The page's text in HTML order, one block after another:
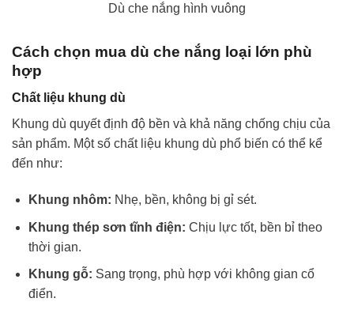
Dù che nắng hình vuông
Cách chọn mua dù che nắng loại lớn phù
hợp
Chất liệu khung dù
Khung dù quyết định độ bền và khả năng chống chịu của
sản phẩm. Một số chất liệu khung dù phổ biến có thể kể
đến như:
Khung nhôm: Nhẹ, bền, không bị gỉ sét.
Khung thép sơn tĩnh điện: Chịu lực tốt, bền bỉ theo
thời gian.
Khung gỗ: Sang trọng, phù hợp với không gian cổ
điển.